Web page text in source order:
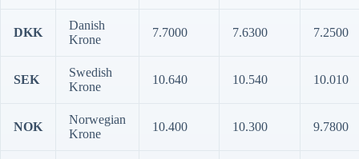
DKK
Danish
Krone
7.7000 7.6300 7.2500
SEK
Swedish
Krone
10.640 10.540 10.010
NOK
Norwegian
Krone
10.400 10.300 9.7800